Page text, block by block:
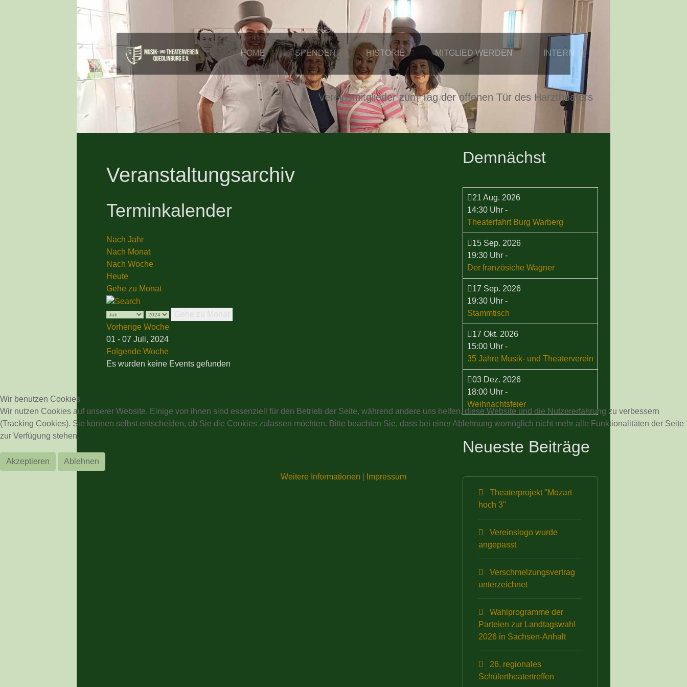
HOME SPENDEN HISTORIE MITGLIED WERDEN INTERN
Vereinsmitglieder zum Tag der offenen Tür des Harztheaters
Veranstaltungsarchiv
Terminkalender
Nach Jahr
Nach Monat
Nach Woche
Heute
Gehe zu Monat
Vorherige Woche
01 - 07 Juli, 2024
Folgende Woche
Es wurden keine Events gefunden
Demnächst
21 Aug. 2026
14:30 Uhr-
Theaterfahrt Burg Warberg
15 Sep. 2026
19:30 Uhr-
Der französiche Wagner
17 Sep. 2026
19:30 Uhr-
Stammtisch
17 Okt. 2026
15:00 Uhr-
35 Jahre Musik- und Theaterverein
03 Dez. 2026
18:00 Uhr-
Weihnachtsfeier
Neueste Beiträge
Theaterprojekt "Mozart
hoch 3"
Vereinslogo wurde
angepasst
Verschmelzungsvertrag
unterzeichnet
Wahlprogramme der
Parteien zur Landtagswahl
2026 in Sachsen-Anhalt
26. regionales
Schülertheatertreffen
Wir benutzen Cookies
Wir nutzen Cookies auf unserer Website. Einige von ihnen sind essenziell für den Betrieb der Seite, während andere uns helfen, diese Website und die Nutzererfahrung zu verbessern
(Tracking Cookies). Sie können selbst entscheiden, ob Sie die Cookies zulassen möchten. Bitte beachten Sie, dass bei einer Ablehnung womöglich nicht mehr alle Funktionalitäten der Seite
zur Verfügung stehen.
Akzeptieren
Ablehnen
Weitere Informationen
Impressum